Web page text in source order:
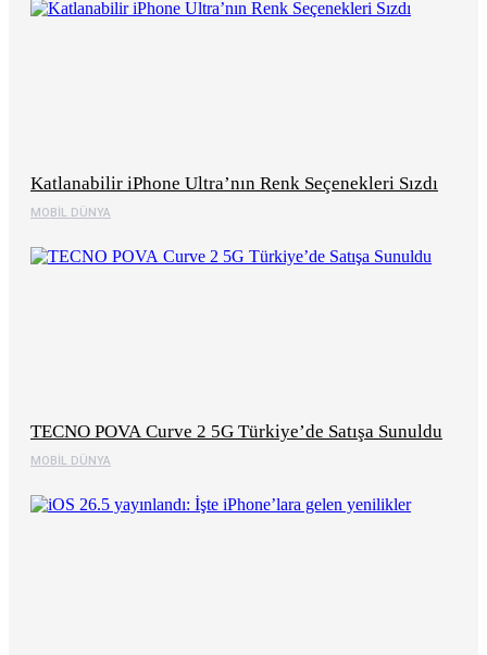
MOBIL DÜNYA
Katlanabilir iPhone Ultra’nın Renk Seçenekleri Sızdı
MOBIL DÜNYA
TECNO POVA Curve 2 5G Türkiye’de Satışa Sunuldu